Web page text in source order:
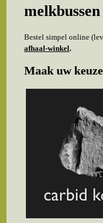
Bestel simpel online
afhaal-winkel.
Maak uw